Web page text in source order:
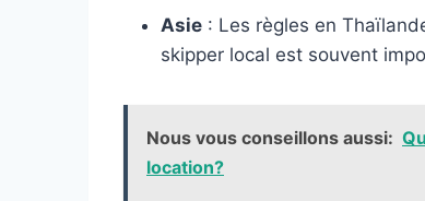
Asie : Les règles en
skipper local est souvent
Nous vous conseillons aussi:
location?